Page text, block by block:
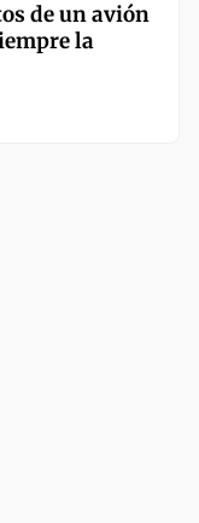
de un avión
la